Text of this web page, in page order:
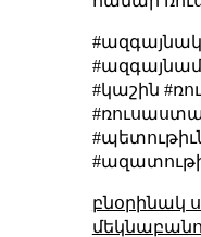
#կաշին
բնօրինակ